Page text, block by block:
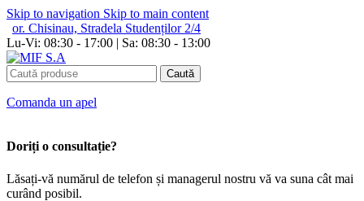
Skip to navigation Skip to main content
or. Chisinau, Stradela Studenților 2/4
Lu-Vi: 08:30 - 17:00 | Sa: 08:30 - 13:00
Caută
Сomanda un apel
Doriți o consultație?
Lăsați-vă numărul de telefon și managerul nostru vă va suna cât mai
curând posibil.